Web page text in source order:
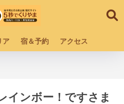
ア 宿＆予約 アクセス
インボー！ですさま